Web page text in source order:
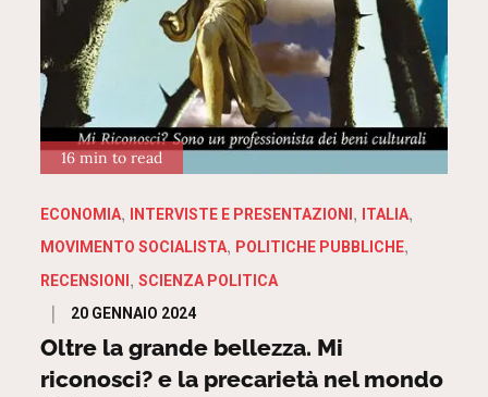
16 min to read
ECONOMIA INTERVISTE E PRESENTAZIONI
ITALIA
MOVIMENTO SOCIALISTA
POLITICHE PUBBLICHE
RECENSIONI
SCIENZA POLITICA
Posted
on
20 GENNAIO 2024
Oltre la grande bellezza. Mi
riconosci? e la precarietà nel mondo